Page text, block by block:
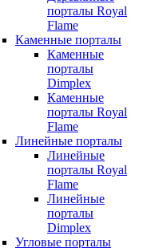
порталы Royal
Flame
Каменные порталы
Каменные
порталы
Dimplex
Каменные
порталы Royal
Flame
Линейные порталы
Линейные
порталы Royal
Flame
Линейные
порталы
Dimplex
Угловые порталы